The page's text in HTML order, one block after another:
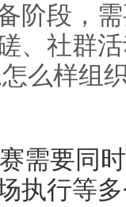
阶段，
、社群
么样组
需要同
执行等